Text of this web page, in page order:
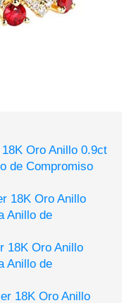
Oro Anillo 0.9ct
de Compromiso
18K Oro Anillo
Anillo de
18K Oro Anillo
Anillo de
18K Oro Anillo